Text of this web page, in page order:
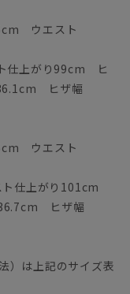
ウエスト
仕上がり99cm ヒ
ヒザ幅
ウエスト
ト仕上がり101cm
ヒザ幅
）は上記のサイズ表